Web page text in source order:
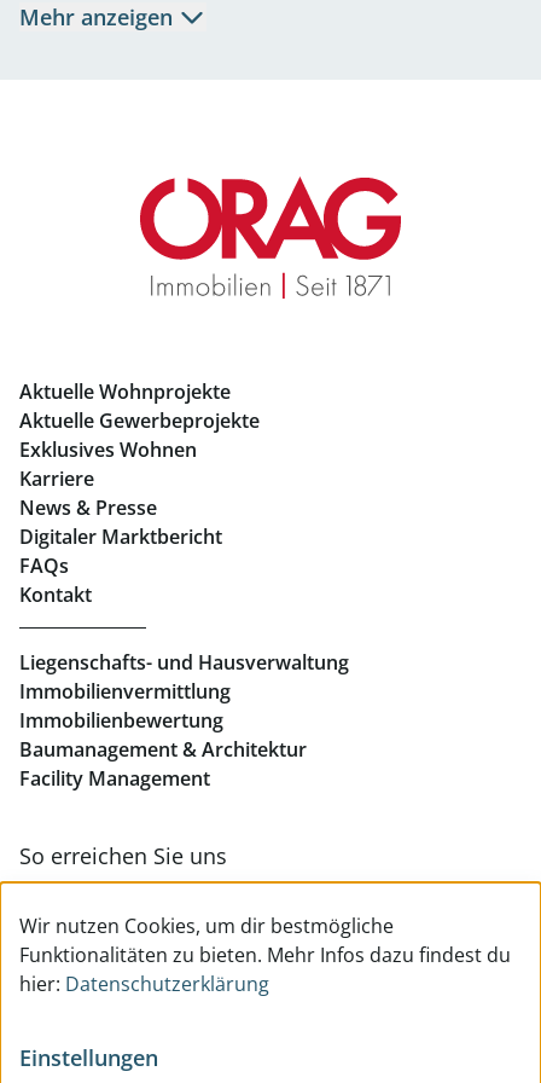
Immobilien in Graz
Mietwohnungen Graz
Eigentumswohnungen Graz
Geschäftslokale mieten Graz
Immobilien in Linz
Eigentumswohnungen Linz
Büros mieten Linz
Geschäftslokale mieten Linz
Mehr anzeigen
Aktuelle Wohnprojekte
Aktuelle Gewerbeprojekte
Exklusives Wohnen
Karriere
News & Presse
Digitaler Marktbericht
FAQs
Kontakt
Liegenschafts- und Hausverwaltung
Immobilienvermittlung
Immobilienbewertung
Baumanagement & Architektur
Facility Management
So erreichen Sie uns
Wir nutzen Cookies, um dir bestmögliche
Funktionalitäten zu bieten. Mehr Infos dazu findest du
hier: Datenschutzerklärung
Einstellungen